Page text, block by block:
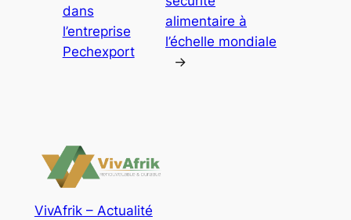
dans
l’entreprise
Pechexport
alimentaire à
l’échelle mondiale
→
VivAfrik – Actualité